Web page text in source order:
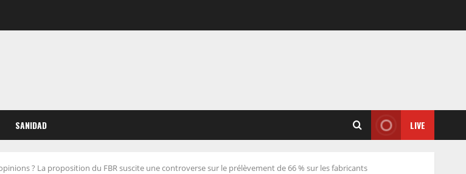
SANIDAD LIVE
? La proposition du FBR suscite une controverse sur le prélèvement de 66 % sur les fabricants